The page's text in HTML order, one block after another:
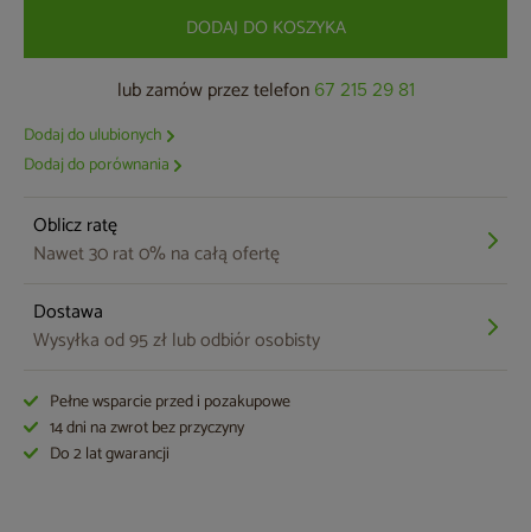
DODAJ DO KOSZYKA
lub zamów przez telefon 67 215 29 81
Dodaj do ulubionych
Dodaj do porównania
Oblicz ratę
Nawet 30 rat 0% na całą ofertę
Dostawa
Wysyłka od 95 zł lub odbiór osobisty
Pełne wsparcie przed i pozakupowe
14 dni na zwrot bez przyczyny
Do 2 lat gwarancji